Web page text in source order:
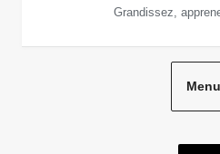
Grandissez,
Menu